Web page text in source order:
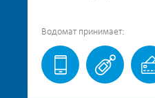
Водомат принимает: